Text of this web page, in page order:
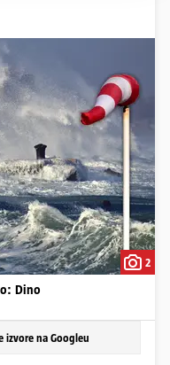
2
Dino
izvore na Googleu